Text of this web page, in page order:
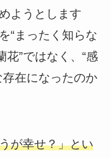
ようとします
“まったく知らな
花”ではなく、“感
在になったのか
が幸せ？」とい